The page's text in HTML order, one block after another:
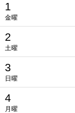
1
金曜
2
土曜
3
日曜
4
月曜